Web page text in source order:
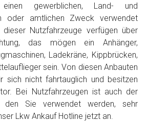
gewerblichen, Land- und
oder amtlichen Zweck verwendet
Nutzfahrzeuge verfügen über
das mögen ein Anhänger,
Ladekräne, Kippbrücken,
sein. Von diesen Anbauten
sich nicht fahrtauglich und besitzen
Bei Nutzfahrzeugen ist auch der
den Sie verwendet werden, sehr
Lkw Ankauf Hotline jetzt an.